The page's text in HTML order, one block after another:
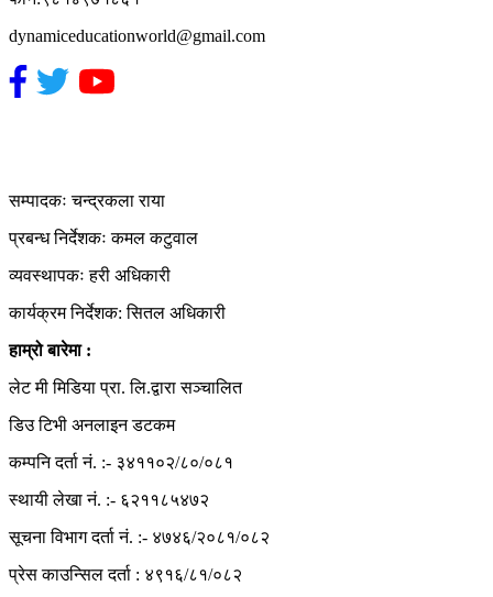
dynamiceducationworld@gmail.com
सम्पादकः चन्द्रकला राया
प्रबन्ध निर्देशकः कमल कटुवाल
व्यवस्थापकः हरी अधिकारी
कार्यक्रम निर्देशक: सितल अधिकारी
हाम्रो बारेमा :
लेट मी मिडिया प्रा. लि.द्वारा सञ्चालित
डिउ टिभी अनलाइन डटकम
कम्पनि दर्ता नं. :- ३४११०२/८०/०८१
स्थायी लेखा नं. :- ६२११८५४७२
सूचना विभाग दर्ता नं. :- ४७४६/२०८१/०८२
प्रेस काउन्सिल दर्ता : ४९१६/८१/०८२